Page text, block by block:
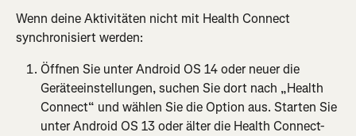
Wenn deine Aktivitäten nicht mit Health Connect
synchronisiert werden:
Öffnen Sie unter Android OS 14 oder neuer die
Geräteeinstellungen, suchen Sie dort nach „Health
Connect“ und wählen Sie die Option aus. Starten Sie
unter Android OS 13 oder älter die Health Connect-